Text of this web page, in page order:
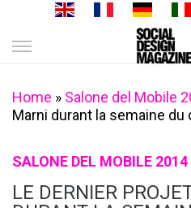
to
Home » Salone del Mobile
Marni durant la semaine du
SALONE DEL MOBILE 2014
LE DERNIER